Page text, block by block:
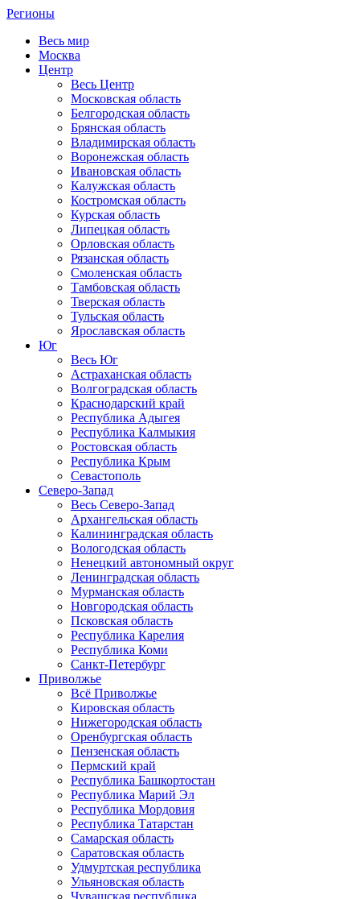
Регионы
Весь мир
Москва
Центр
Весь Центр
Московская область
Белгородская область
Брянская область
Владимирская область
Воронежская область
Ивановская область
Калужская область
Костромская область
Курская область
Липецкая область
Орловская область
Рязанская область
Смоленская область
Тамбовская область
Тверская область
Тульская область
Ярославская область
Юг
Весь Юг
Астраханская область
Волгоградская область
Краснодарский край
Республика Адыгея
Республика Калмыкия
Ростовская область
Республика Крым
Севастополь
Северо-Запад
Весь Северо-Запад
Архангельская область
Калининградская область
Вологодская область
Ненецкий автономный округ
Ленинградская область
Мурманская область
Новгородская область
Псковская область
Республика Карелия
Республика Коми
Санкт-Петербург
Приволжье
Всё Приволжье
Кировская область
Нижегородская область
Оренбургская область
Пензенская область
Пермский край
Республика Башкортостан
Республика Марий Эл
Республика Мордовия
Республика Татарстан
Самарская область
Саратовская область
Удмуртская республика
Ульяновская область
Чувашская республика